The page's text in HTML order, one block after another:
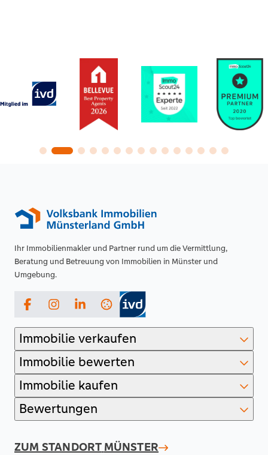
Ihr Immobilienmakler und Partner rund um die Vermittlung,
Beratung und Betreuung von Immobilien in Münster und
Umgebung.
FacebookInstagramLinkedIn
Immobilie verkaufen
Immobilie bewerten
Immobilie kaufen
Bewertungen
ZUM STANDORT MÜNSTER